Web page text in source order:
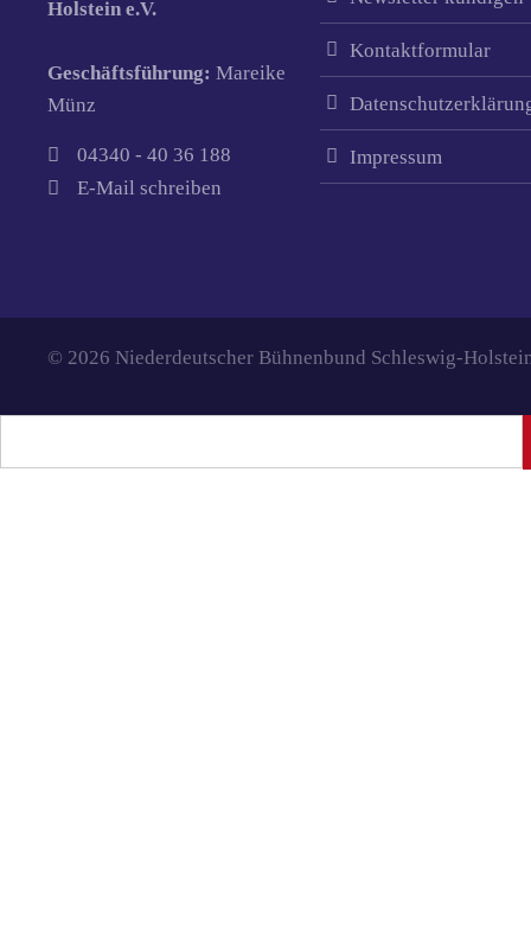
Holstein e.V.
Geschäftsführung:Mareike
Münz
04340 - 40 36 188
E-Mail schreiben
Kontaktformular
Impressum
© 2026 Niederdeutscher Bühnenbund Schleswig-